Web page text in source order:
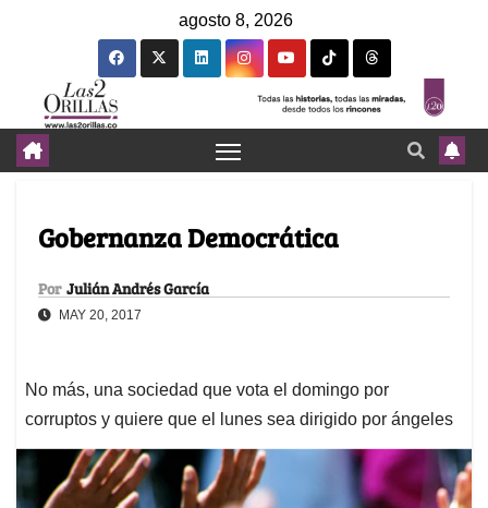
agosto 8, 2026
Gobernanza Democrática
Por Julián Andrés García
MAY 20, 2017
No más, una sociedad que vota el domingo por
corruptos y quiere que el lunes sea dirigido por ángeles